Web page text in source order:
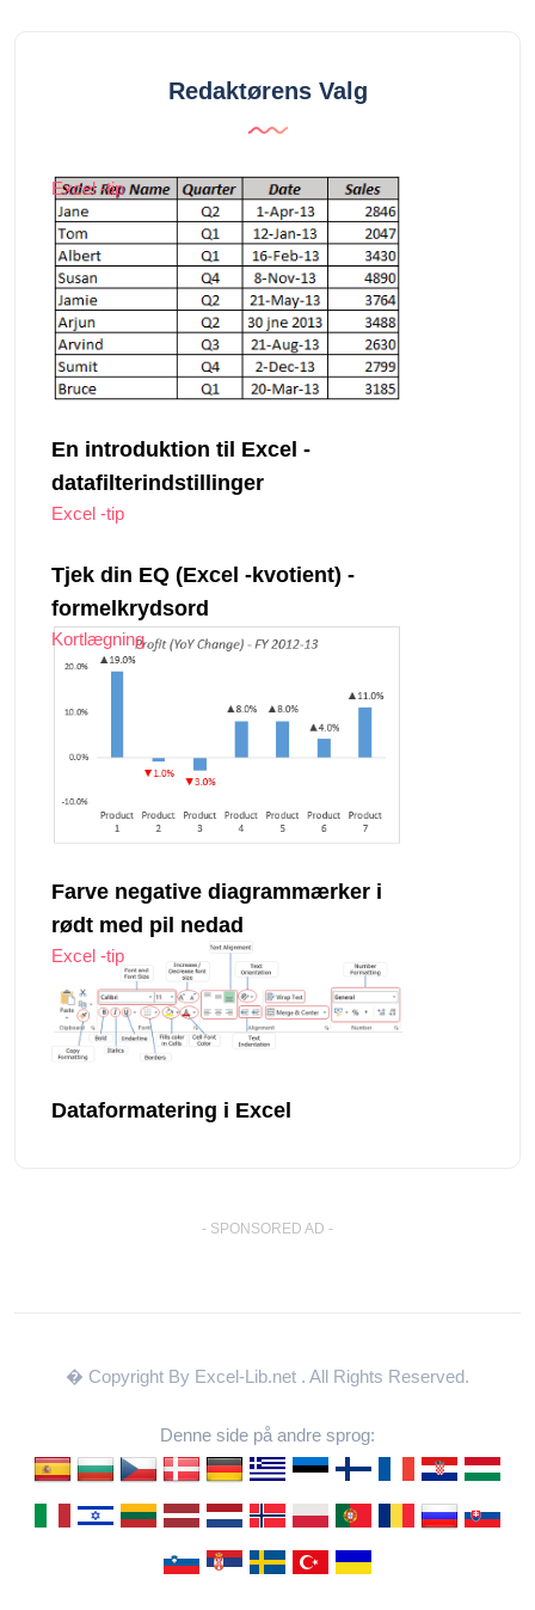
Redaktørens Valg
Excel -tip
En introduktion til Excel -
datafilterindstillinger
Excel -tip
Tjek din EQ (Excel -kvotient) -
formelkrydsord
Kortlægning
Farve negative diagrammærker i
rødt med pil nedad
Excel -tip
Dataformatering i Excel
- SPONSORED AD -
� Copyright By Excel-Lib.net . All Rights Reserved.
Denne side på andre sprog: